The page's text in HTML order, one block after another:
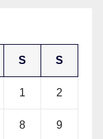
S S
1 2
8 9